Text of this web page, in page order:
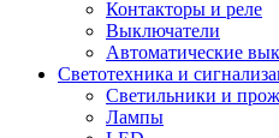
Контакторы и реле
Выключатели
Автоматические
Светотехника и
Светильники и
Лампы